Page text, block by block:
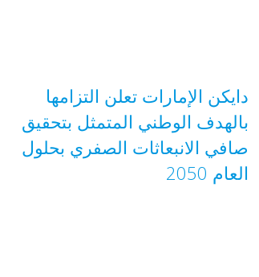
دايكن الإمارات تعلن التزامها
بالهدف الوطني المتمثل بتحقيق
صافي الانبعاثات الصفري بحلول
العام 2050